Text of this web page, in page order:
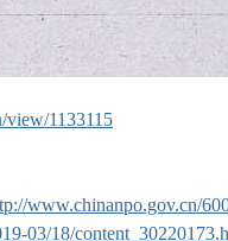
view/1133115
www.chinanpo.gov.cn/
03/18/